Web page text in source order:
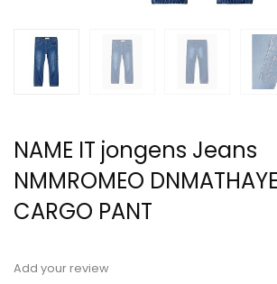
NAME IT jongens Jeans
NMMROMEO
CARGO PANT
Add your review